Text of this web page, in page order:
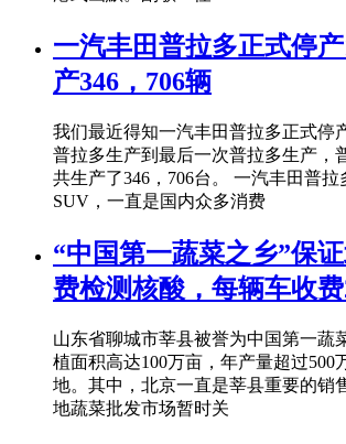
一汽丰田普拉多正式停
产346，706辆
我们最近得知一汽丰田普拉多正式停
普拉多生产到最后一次普拉多生产，
共生产了346，706台。 一汽丰田普
SUV，一直是国内众多消费
“中国第一蔬菜之乡”保
费检测核酸，每辆车收
山东省聊城市莘县被誉为中国第一蔬
植面积高达100万亩，年产量超过500
地。其中，北京一直是莘县重要的销
地蔬菜批发市场暂时关